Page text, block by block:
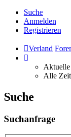
Suche
Anmelden
Registrieren
Verland
Alle
Suche
Suchanfrage